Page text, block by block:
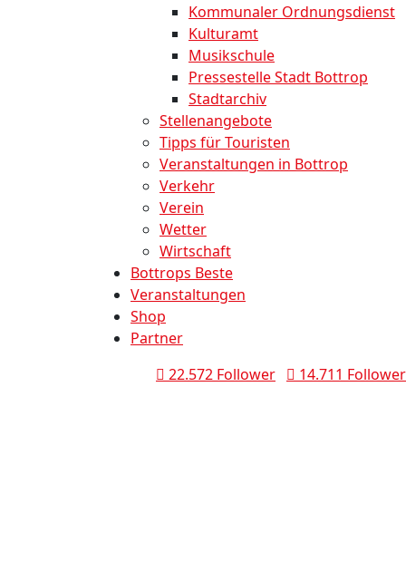
Kommunaler Ordnungsdienst
Kulturamt
Musikschule
Pressestelle Stadt Bottrop
Stadtarchiv
Stellenangebote
Tipps für Touristen
Veranstaltungen in Bottrop
Verkehr
Verein
Wetter
Wirtschaft
Bottrops Beste
Veranstaltungen
Shop
Partner
22.572 Follower
14.711 Follower